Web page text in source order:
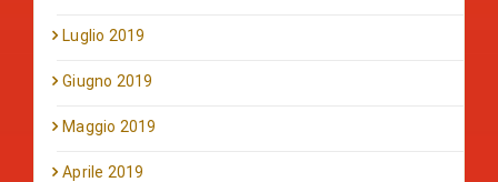
Luglio 2019
Giugno 2019
Maggio 2019
Aprile 2019